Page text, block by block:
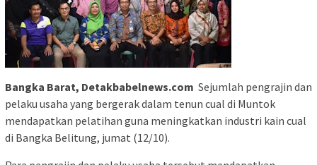
Bangka Barat, Detakbabelnews.com Sejumlah pengrajin dan
pelaku usaha yang bergerak dalam tenun cual di Muntok
mendapatkan pelatihan guna meningkatkan industri kain cual
di Bangka Belitung, jumat (12/10).